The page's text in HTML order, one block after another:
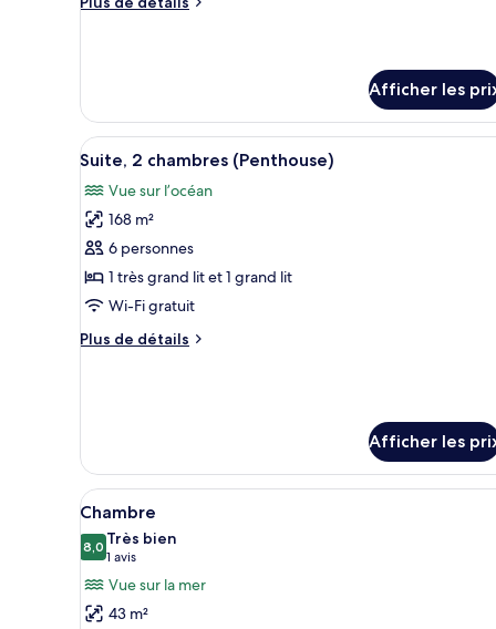
l’océan
de
Suite
4
chambres
Afficher les
Afficher
toutes
les
photos
pour
ce
type
chambre :
Un salon moderne avec une
17
Suite, 2 chambres (Penthouse)
Vue sur l’océan
168 m²
6 personnes
1 très grand lit et 1 grand lit
Wi-Fi gratuit
Plus de détails
Plus
chambres
(Penthouse)
Afficher les
Afficher
toutes
les
photos
pour
Une chambre d’hôtel avec
5
Chambre
8,08,0 sur 10
Très bien
1 avis
(1 avis)
Vue sur la mer
43 m²